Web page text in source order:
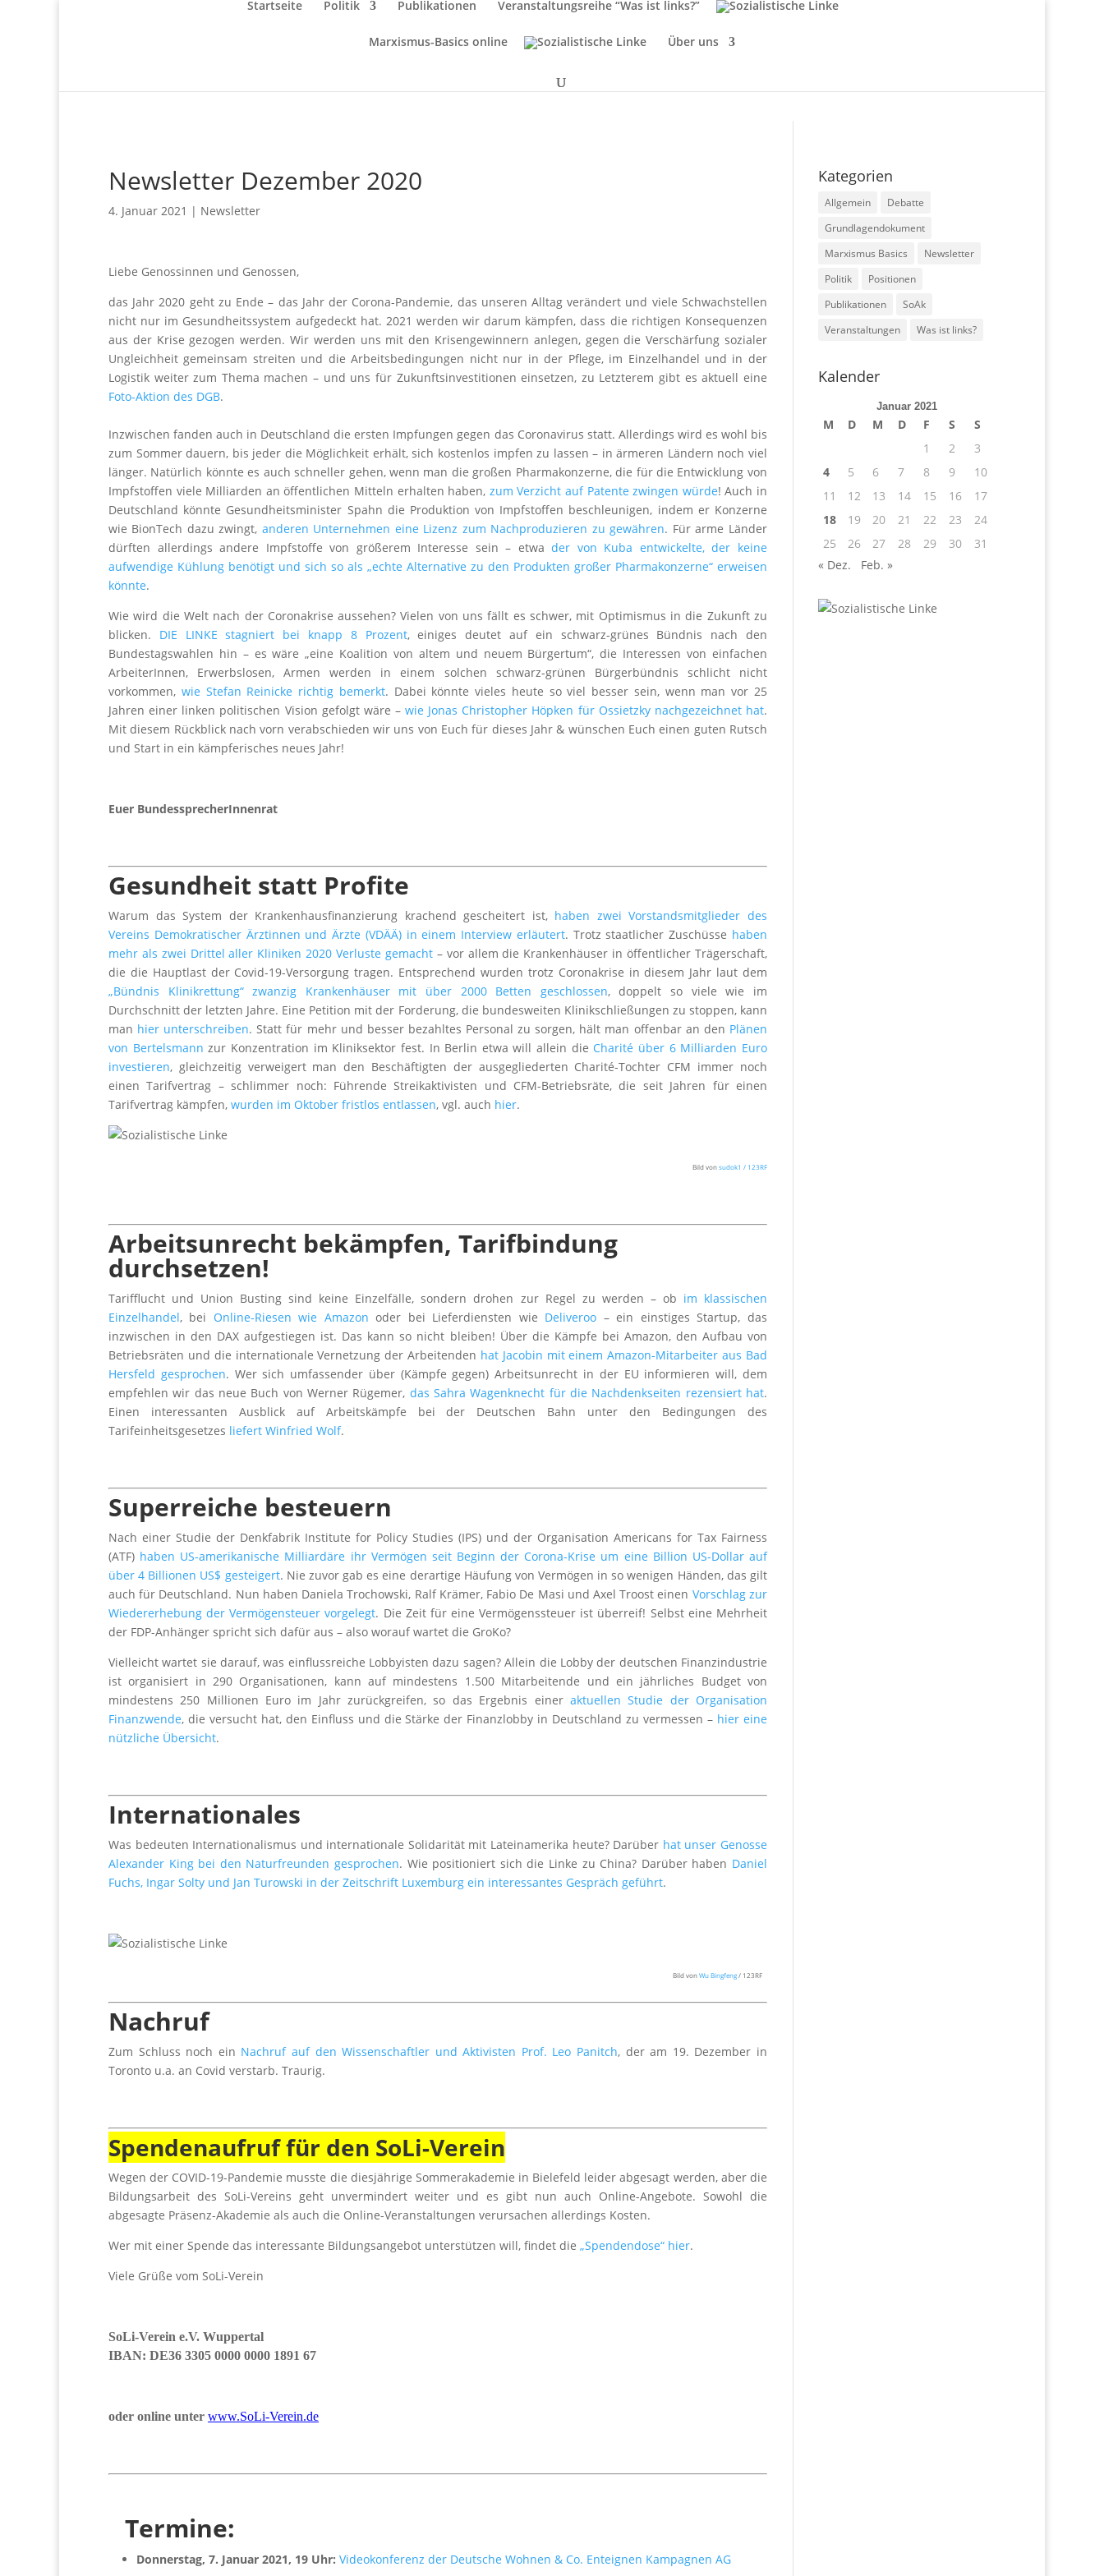
Startseite Politik Publikationen Veranstaltungsreihe “Was ist links?”
Marxismus-Basics online Über uns
Newsletter Dezember 2020
4. Januar 2021 | Newsletter
Liebe Genossinnen und Genossen,
das Jahr 2020 geht zu Ende – das Jahr der Corona-Pandemie, das unseren Alltag verändert und viele Schwachstellen
nicht nur im Gesundheitssystem aufgedeckt hat. 2021 werden wir darum kämpfen, dass die richtigen Konsequenzen
aus der Krise gezogen werden. Wir werden uns mit den Krisengewinnern anlegen, gegen die Verschärfung sozialer
Ungleichheit gemeinsam streiten und die Arbeitsbedingungen nicht nur in der Pflege, im Einzelhandel und in der
Logistik weiter zum Thema machen – und uns für Zukunftsinvestitionen einsetzen, zu Letzterem gibt es aktuell eine
Foto-Aktion des DGB.
Inzwischen fanden auch in Deutschland die ersten Impfungen gegen das Coronavirus statt. Allerdings wird es wohl bis
zum Sommer dauern, bis jeder die Möglichkeit erhält, sich kostenlos impfen zu lassen – in ärmeren Ländern noch viel
länger. Natürlich könnte es auch schneller gehen, wenn man die großen Pharmakonzerne, die für die Entwicklung von
Impfstoffen viele Milliarden an öffentlichen Mitteln erhalten haben, zum Verzicht auf Patente zwingen würde! Auch in
Deutschland könnte Gesundheitsminister Spahn die Produktion von Impfstoffen beschleunigen, indem er Konzerne
wie BionTech dazu zwingt, anderen Unternehmen eine Lizenz zum Nachproduzieren zu gewähren. Für arme Länder
dürften allerdings andere Impfstoffe von größerem Interesse sein – etwader von Kuba entwickelte, der keine
aufwendige Kühlung benötigt und sich so als „echte Alternative zu den Produkten großer Pharmakonzerne“ erweisen
könnte.
Wie wird die Welt nach der Coronakrise aussehen? Vielen von uns fällt es schwer, mit Optimismus in die Zukunft zu
blicken. DIE LINKE stagniert bei knapp 8 Prozent, einiges deutet auf ein schwarz-grünes Bündnis nach den
Bundestagswahlen hin – es wäre „eine Koalition von altem und neuem Bürgertum“, die Interessen von einfachen
ArbeiterInnen, Erwerbslosen, Armen werden in einem solchen schwarz-grünen Bürgerbündnis schlicht nicht
vorkommen, wie Stefan Reinicke richtig bemerkt. Dabei könnte vieles heute so viel besser sein, wenn man vor 25
Jahren einer linken politischen Vision gefolgt wäre –wie Jonas Christopher Höpken für Ossietzky nachgezeichnet hat.
Mit diesem Rückblick nach vorn verabschieden wir uns von Euch für dieses Jahr & wünschen Euch einen guten Rutsch
und Start in ein kämpferisches neues Jahr!
Euer BundessprecherInnenrat
Gesundheit statt Profite
Warum das System der Krankenhausfinanzierung krachend gescheitert ist, haben zwei Vorstandsmitglieder des
Vereins Demokratischer Ärztinnen und Ärzte (VDÄÄ) in einem Interview erläutert. Trotz staatlicher Zuschüsse haben
mehr als zwei Drittel aller Kliniken 2020 Verluste gemacht– vor allem die Krankenhäuser in öffentlicher Trägerschaft,
die die Hauptlast der Covid-19-Versorgung tragen. Entsprechend wurden trotz Coronakrise in diesem Jahr laut dem
„Bündnis Klinikrettung“ zwanzig Krankenhäuser mit über 2000 Betten geschlossen, doppelt so viele wie im
Durchschnitt der letzten Jahre. Eine Petition mit der Forderung, die bundesweiten Klinikschließungen zu stoppen, kann
man hier unterschreiben. Statt für mehr und besser bezahltes Personal zu sorgen, hält man offenbar an den Plänen
von Bertelsmann zur Konzentration im Kliniksektor fest. In Berlin etwa will allein die Charité über 6 Milliarden Euro
investieren, gleichzeitig verweigert man den Beschäftigten der ausgegliederten Charité-Tochter CFM immer noch
einen Tarifvertrag – schlimmer noch: Führende Streikaktivisten und CFM-Betriebsräte, die seit Jahren für einen
Tarifvertrag kämpfen, wurden im Oktober fristlos entlassen, vgl. auch hier.
Bild vonsudok1 / 123RF
Arbeitsunrecht bekämpfen, Tarifbindung
durchsetzen!
Tarifflucht und Union Busting sind keine Einzelfälle, sondern drohen zur Regel zu werden – ob im klassischen
Einzelhandel, bei Online-Riesen wie Amazon oder bei Lieferdiensten wie Deliveroo – ein einstiges Startup, das
inzwischen in den DAX aufgestiegen ist. Das kann so nicht bleiben! Über die Kämpfe bei Amazon, den Aufbau von
Betriebsräten und die internationale Vernetzung der Arbeitenden hat Jacobin mit einem Amazon-Mitarbeiter aus Bad
Hersfeld gesprochen. Wer sich umfassender über (Kämpfe gegen) Arbeitsunrecht in der EU informieren will, dem
empfehlen wir das neue Buch von Werner Rügemer, das Sahra Wagenknecht für die Nachdenkseiten rezensiert hat.
Einen interessanten Ausblick auf Arbeitskämpfe bei der Deutschen Bahn unter den Bedingungen des
Tarifeinheitsgesetzes liefert Winfried Wolf.
Superreiche besteuern
Nach einer Studie der Denkfabrik Institute for Policy Studies (IPS) und der Organisation Americans for Tax Fairness
(ATF) haben US-amerikanische Milliardäre ihr Vermögen seit Beginn der Corona-Krise um eine Billion US-Dollar auf
über 4 Billionen US$ gesteigert. Nie zuvor gab es eine derartige Häufung von Vermögen in so wenigen Händen, das gilt
auch für Deutschland. Nun haben Daniela Trochowski, Ralf Krämer, Fabio De Masi und Axel Troost einen Vorschlag zur
Wiedererhebung der Vermögensteuer vorgelegt. Die Zeit für eine Vermögenssteuer ist überreif! Selbst eine Mehrheit
der FDP-Anhänger spricht sich dafür aus – also worauf wartet die GroKo?
Vielleicht wartet sie darauf, was einflussreiche Lobbyisten dazu sagen? Allein die Lobby der deutschen Finanzindustrie
ist organisiert in 290 Organisationen, kann auf mindestens 1.500 Mitarbeitende und ein jährliches Budget von
mindestens 250 Millionen Euro im Jahr zurückgreifen, so das Ergebnis einer aktuellen Studie der Organisation
Finanzwende, die versucht hat, den Einfluss und die Stärke der Finanzlobby in Deutschland zu vermessen – hier eine
nützliche Übersicht.
Internationales
Was bedeuten Internationalismus und internationale Solidarität mit Lateinamerika heute? Darüber hat unser Genosse
Alexander King bei den Naturfreunden gesprochen. Wie positioniert sich die Linke zu China? Darüber haben Daniel
Fuchs, Ingar Solty und Jan Turowski in der Zeitschrift Luxemburg ein interessantes Gespräch geführt.
Bild vonWu Bingfeng/ 123RF
Nachruf
Zum Schluss noch ein Nachruf auf den Wissenschaftler und Aktivisten Prof. Leo Panitch, der am 19. Dezember in
Toronto u.a. an Covid verstarb. Traurig.
Spendenaufruf für den SoLi-Verein
Wegen der COVID-19-Pandemie musste die diesjährige Sommerakademie in Bielefeld leider abgesagt werden, aber die
Bildungsarbeit des SoLi-Vereins geht unvermindert weiter und es gibt nun auch Online-Angebote. Sowohl die
abgesagte Präsenz-Akademie als auch die Online-Veranstaltungen verursachen allerdings Kosten.
Wer mit einer Spende das interessante Bildungsangebot unterstützen will, findet die „Spendendose“ hier.
Viele Grüße vom SoLi-Verein
SoLi-Verein e.V. Wuppertal
IBAN: DE36 3305 0000 0000 1891 67
oder online unter www.SoLi-Verein.de
Termine:
Donnerstag, 7. Januar 2021, 19 Uhr: Videokonferenz der Deutsche Wohnen & Co. Enteignen Kampagnen AG
Kategorien
Allgemein
Debatte
Grundlagendokument
Marxismus Basics
Newsletter
Politik
Positionen
Publikationen
SoAk
Veranstaltungen
Was ist links?
Kalender
Januar 2021
M D M D F S
S
1
2
3
4
5 6 7 8 9
10
11
12 13 14 15 16
17
18
19 20 21 22 23
24
25
26 27 28 29 30
31
« Dez.
Feb. »